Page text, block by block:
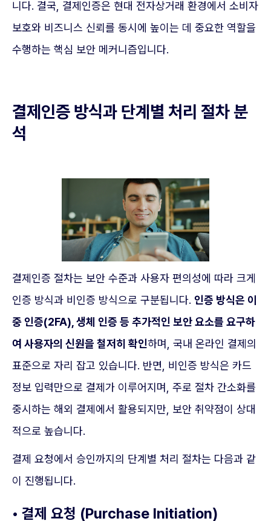
니다. 결국, 결제인증은 현대 전자상거래 환경에서 소비자
보호와 비즈니스 신뢰를 동시에 높이는 데 중요한 역할을
수행하는 핵심 보안 메커니즘입니다.
결제인증 방식과 단계별 처리 절차 분
석
결제인증 절차는 보안 수준과 사용자 편의성에 따라 크게
인증 방식과 비인증 방식으로 구분됩니다. 인증 방식은 이
중 인증(2FA), 생체 인증 등 추가적인 보안 요소를 요구하
여 사용자의 신원을 철저히 확인하며, 국내 온라인 결제의
표준으로 자리 잡고 있습니다. 반면, 비인증 방식은 카드
정보 입력만으로 결제가 이루어지며, 주로 절차 간소화를
중시하는 해외 결제에서 활용되지만, 보안 취약점이 상대
적으로 높습니다.
결제 요청에서 승인까지의 단계별 처리 절차는 다음과 같
이 진행됩니다.
• 결제 요청 (Purchase Initiation)